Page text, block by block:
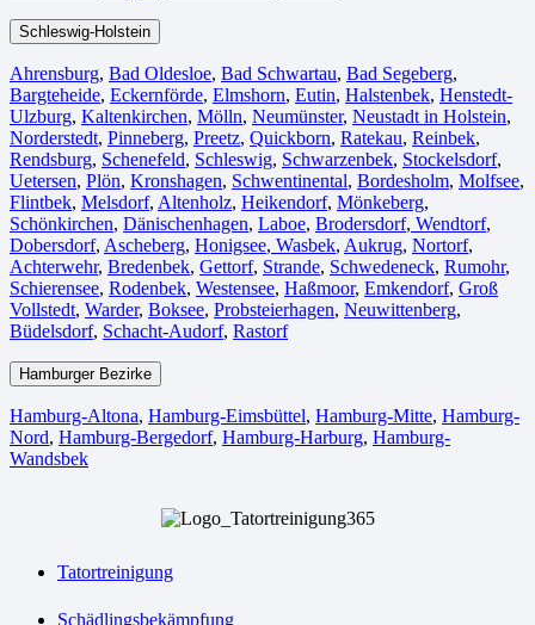
Schleswig-Holstein
Ahrensburg, Bad Oldesloe, Bad Schwartau, Bad Segeberg,
Bargteheide, Eckernförde, Elmshorn, Eutin, Halstenbek, Henstedt-
Ulzburg, Kaltenkirchen, Mölln, Neumünster, Neustadt in Holstein,
Norderstedt, Pinneberg, Preetz, Quickborn, Ratekau, Reinbek,
Rendsburg, Schenefeld, Schleswig, Schwarzenbek, Stockelsdorf,
Uetersen, Plön, Kronshagen, Schwentinental, Bordesholm, Molfsee,
Flintbek, Melsdorf, Altenholz, Heikendorf, Mönkeberg,
Schönkirchen, Dänischenhagen, Laboe, Brodersdorf, Wendtorf,
Dobersdorf, Ascheberg, Honigsee, Wasbek, Aukrug, Nortorf,
Achterwehr, Bredenbek, Gettorf, Strande, Schwedeneck, Rumohr,
Schierensee, Rodenbek, Westensee, Haßmoor, Emkendorf, Groß
Vollstedt, Warder, Boksee, Probsteierhagen, Neuwittenberg,
Büdelsdorf, Schacht-Audorf, Rastorf
Hamburger Bezirke
Hamburg-Altona, Hamburg-Eimsbüttel, Hamburg-Mitte, Hamburg-
Nord, Hamburg-Bergedorf, Hamburg-Harburg, Hamburg-
Wandsbek
Tatortreinigung
Schädlingsbekämpfung